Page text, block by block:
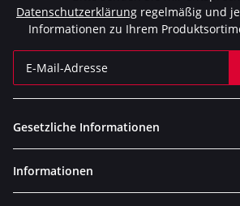
Datenschutzerklärung regelmäßig und
Informationen zu Ihrem
Gesetzliche Informationen
Informationen